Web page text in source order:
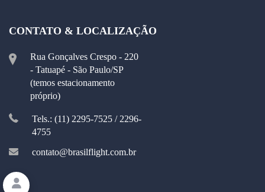
CONTATO & LOCALIZAÇÃO
Rua Gonçalves Crespo - 220
- Tatuapé - São Paulo/SP
(temos estacionamento
próprio)
Tels.: (11) 2295-7525 / 2296-
4755
contato@brasilflight.com.br